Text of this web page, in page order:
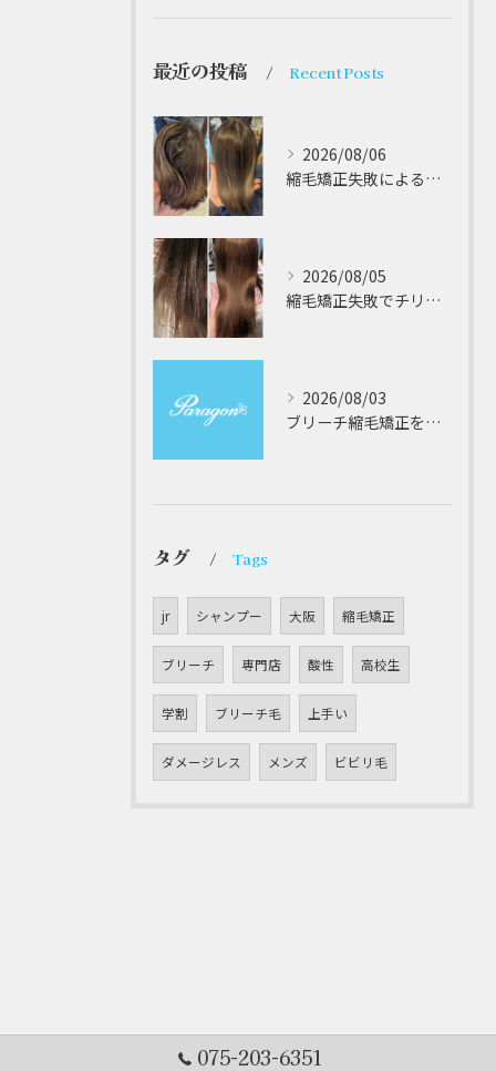
最近の投稿 Recent Posts
2026/08/06
縮毛矯正失敗によるチリチリやジリジリ髪のビビり直し専門が解説する本当に効く修復策
2026/08/05
縮毛矯正失敗でチリチリジリジリの髪をビビり直し専門が丁寧に修復する方法解説
2026/08/03
ブリーチ縮毛矯正を安全に受けるための大阪府対応サロン選びと髪質改善のポイント
タグ Tags
jr シャンプー 大阪 縮毛矯正
ブリーチ 専門店 酸性 高校生
学割 ブリーチ毛 上手い
ダメージレス メンズ ビビリ毛
075-203-6351